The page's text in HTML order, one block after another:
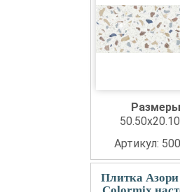
Артикул:
Плитка Азори